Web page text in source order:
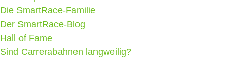
Die SmartRace-Familie
Der SmartRace-Blog
Hall of Fame
Sind Carrerabahnen langweilig?